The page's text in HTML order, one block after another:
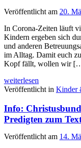
Veröffentlicht am 20.
In Corona-Zeiten läuft
Kindern ergeben sich
und anderen
im Alltag. Damit euch
Kopf fällt, wollen wir
weiterlesen
Veröffentlicht in Kinder
Info:
Predigten zum
Veröffentlicht am 14.